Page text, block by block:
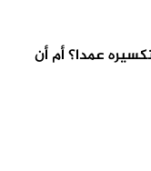
عمدا؟ أم أن